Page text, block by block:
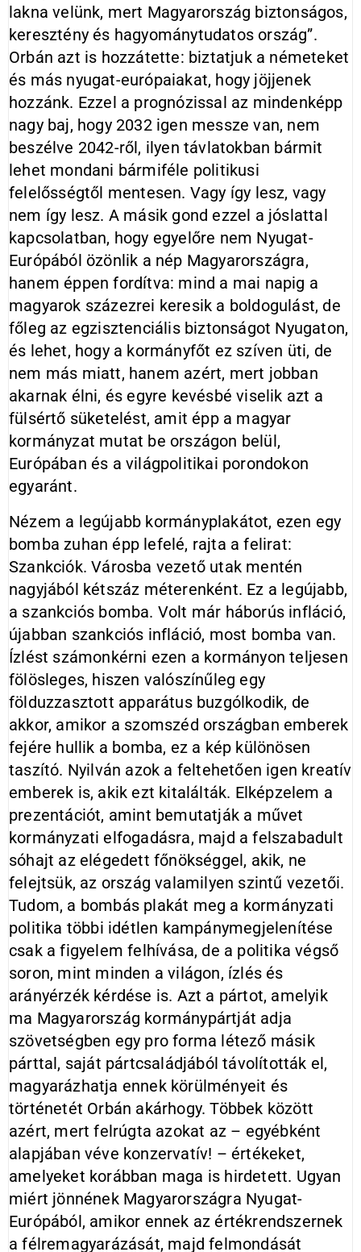
lakna velünk, mert Magyarország biztonságos,
keresztény és hagyománytudatos ország”.
Orbán azt is hozzátette: biztatjuk a németeket
és más nyugat-európaiakat, hogy jöjjenek
hozzánk. Ezzel a prognózissal az mindenképp
nagy baj, hogy 2032 igen messze van, nem
beszélve 2042-ről, ilyen távlatokban bármit
lehet mondani bármiféle politikusi
felelősségtől mentesen. Vagy így lesz, vagy
nem így lesz. A másik gond ezzel a jóslattal
kapcsolatban, hogy egyelőre nem Nyugat-
Európából özönlik a nép Magyarországra,
hanem éppen fordítva: mind a mai napig a
magyarok százezrei keresik a boldogulást, de
főleg az egzisztenciális biztonságot Nyugaton,
és lehet, hogy a kormányfőt ez szíven üti, de
nem más miatt, hanem azért, mert jobban
akarnak élni, és egyre kevésbé viselik azt a
fülsértő süketelést, amit épp a magyar
kormányzat mutat be országon belül,
Európában és a világpolitikai porondokon
egyaránt.
Nézem a legújabb kormányplakátot, ezen egy
bomba zuhan épp lefelé, rajta a felirat:
Szankciók. Városba vezető utak mentén
nagyjából kétszáz méterenként. Ez a legújabb,
a szankciós bomba. Volt már háborús infláció,
újabban szankciós infláció, most bomba van.
Ízlést számonkérni ezen a kormányon teljesen
fölösleges, hiszen valószínűleg egy
földuzzasztott apparátus buzgólkodik, de
akkor, amikor a szomszéd országban emberek
fejére hullik a bomba, ez a kép különösen
taszító. Nyilván azok a feltehetően igen kreatív
emberek is, akik ezt kitalálták. Elképzelem a
prezentációt, amint bemutatják a művet
kormányzati elfogadásra, majd a felszabadult
sóhajt az elégedett főnökséggel, akik, ne
felejtsük, az ország valamilyen szintű vezetői.
Tudom, a bombás plakát meg a kormányzati
politika többi idétlen kampánymegjelenítése
csak a figyelem felhívása, de a politika végső
soron, mint minden a világon, ízlés és
arányérzék kérdése is. Azt a pártot, amelyik
ma Magyarország kormánypártját adja
szövetségben egy pro forma létező másik
párttal, saját pártcsaládjából távolították el,
magyarázhatja ennek körülményeit és
történetét Orbán akárhogy. Többek között
azért, mert felrúgta azokat az – egyébként
alapjában véve konzervatív! – értékeket,
amelyeket korábban maga is hirdetett. Ugyan
miért jönnének Magyarországra Nyugat-
Európából, amikor ennek az értékrendszernek
a félremagyarázását, majd felmondását